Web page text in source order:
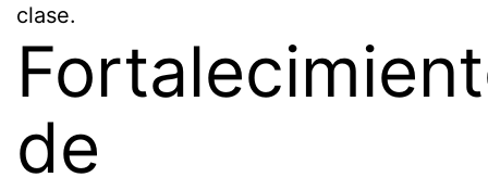
clase.
de